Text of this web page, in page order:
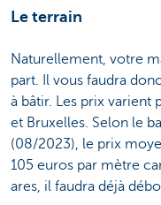
Le terrain
Naturellement, votre
part. Il vous faudra
à bâtir. Les prix varient
et Bruxelles. Selon le
(08/2023), le prix
105 euros par mètre
ares, il faudra déjà